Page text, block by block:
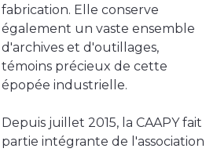
fabrication. Elle conserve
également un vaste ensemble
d'archives et d'outillages,
témoins précieux de cette
épopée industrielle.
Depuis juillet 2015, la CAAPY fait
partie intégrante de l'association